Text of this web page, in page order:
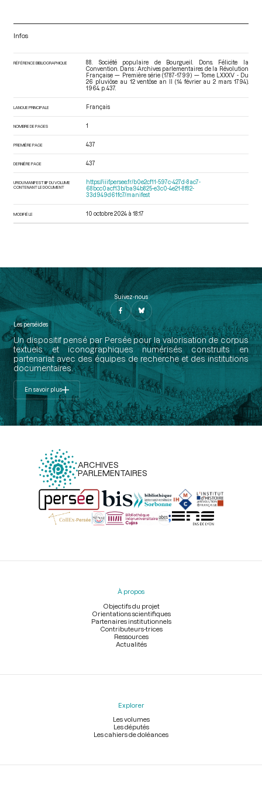
Infos
RÉFÉRENCE BIBLIOGRAPHIQUE
88. Société populaire de Bourgueil. Dons. Félicite la
Convention. Dans : Archives parlementaires de la Révolution
Française — Première série (1787-1799) — Tome LXXXV - Du
26 pluviôse au 12 ventôse an II (14 février au 2 mars 1794).
1964. p. 437.
LANGUE PRINCIPALE Français
NOMBRE DE PAGES 1
PREMIÈRE PAGE 437
DERNIÈRE PAGE 437
URI DU MANIFEST IIIF DU VOLUME
CONTENANT LE DOCUMENT
https://iiif.persee.fr/b0e2cf11-597c-427d-8ac7-
68bcc0acf13b/ba94b825-e3c0-4e21-8f82-
33d949d61fc7/manifest
MODIFIÉ LE 10 octobre 2024 à 18:17
Suivez-nous
Les perséides
Un dispositif pensé par Persée pour la valorisation de corpus
textuels et iconographiques numérisés construits en
partenariat avec des équipes de recherche et des institutions
documentaires.
En savoir plus
ARCHIVES
PARLEMENTAIRES
Menu
À propos
Objectifs du projet
Orientations scientifiques
Partenaires institutionnels
Contributeurs-trices
Ressources
Actualités
Explorer
Les volumes
Les députés
Les cahiers de doléances